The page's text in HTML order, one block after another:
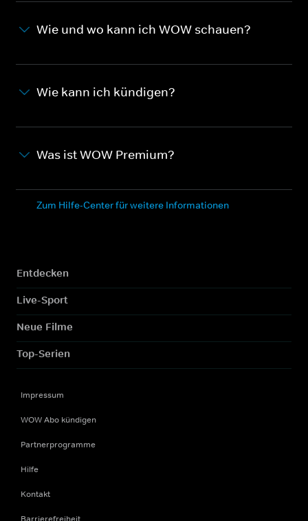
Wie und wo kann ich WOW schauen?
Wie kann ich kündigen?
Was ist WOW Premium?
Zum Hilfe-Center für weitere Informationen
Entdecken
Live-Sport
Neue Filme
Top-Serien
Impressum
WOW Abo kündigen
Partnerprogramme
Hilfe
Kontakt